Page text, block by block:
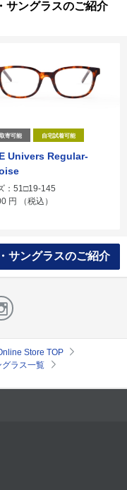
サングラスのご紹介
寄可能 自宅試着可能
Univers Regular-
：51□19-145
円 （税込）
サングラスのご紹介
Store TOP
グラス一覧